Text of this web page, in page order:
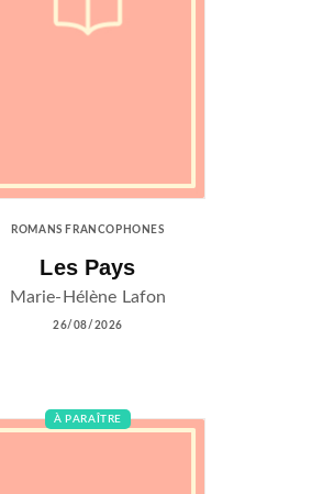
ROMANS FRANCOPHONES
Les Pays
Marie-Hélène Lafon
26/08/2026
À PARAÎTRE